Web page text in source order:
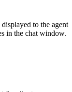
to the agent
in the chat window.